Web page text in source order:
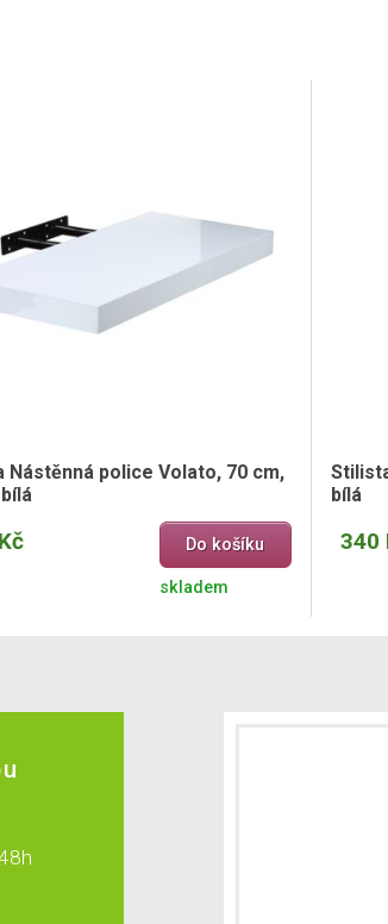
Nástěnná police Volato, 70 cm,
Do košíku
skladem
bílá
340